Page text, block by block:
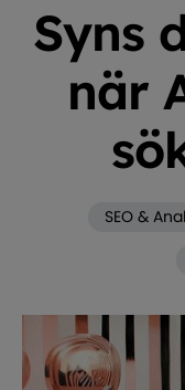
Syns
när
SEO &